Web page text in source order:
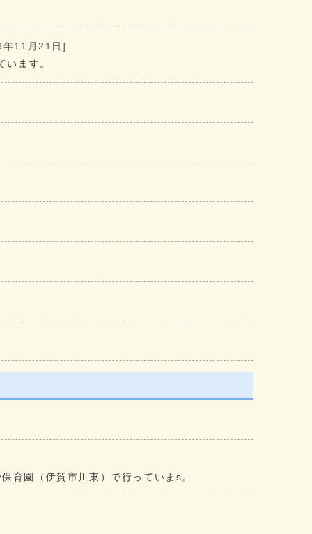
11月21日]
ます。
育園（伊賀市川東）で行っていまs。